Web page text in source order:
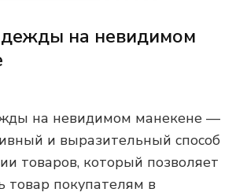
на невидимом
на невидимом манекене —
и выразительный способ
товаров, который позволяет
товар покупателям в